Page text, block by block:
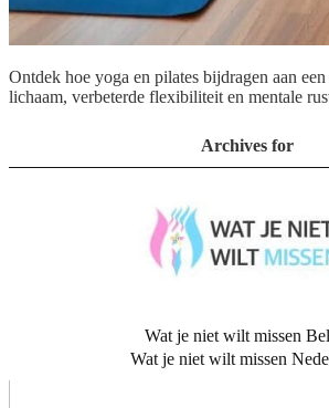
Ontdek hoe yoga en pilates bijdragen aan
lichaam, verbeterde flexibiliteit en mentale
Archives for
Wat je niet wilt missen
Wat je niet wilt missen